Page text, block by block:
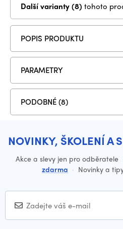
Další varianty (8) tohoto
POPIS PRODUKTU
PARAMETRY
PODOBNÉ (8)
NOVINKY, ŠKOLENÍ A
Akce a slevy jen pro odběratele
zdarma · Novinky a